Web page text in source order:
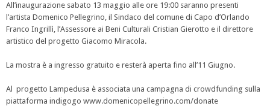
All’inaugurazione sabato 13 maggio alle ore 19:00 saranno presenti
l’artista Domenico Pellegrino, il Sindaco del comune di Capo d’Orlando
Franco Ingrillì, l’Assessore ai Beni Culturali Cristian Gierotto e il direttore
artistico del progetto Giacomo Miracola.
La mostra è a ingresso gratuito e resterà aperta fino all’11 Giugno.
Al progetto Lampedusa è associata una campagna di crowdfunding sulla
piattaforma indigogo www.domenicopellegrino.com/donate